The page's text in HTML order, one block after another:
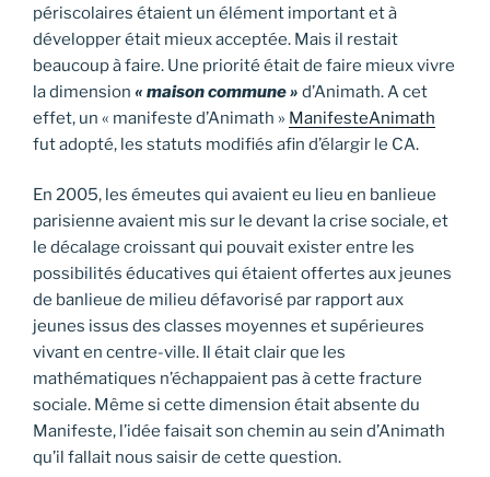
périscolaires étaient un élément important et à
développer était mieux acceptée. Mais il restait
beaucoup à faire. Une priorité était de faire mieux vivre
la dimension « maison commune » d’Animath. A cet
effet, un « manifeste d’Animath » ManifesteAnimath
fut adopté, les statuts modifiés afin d’élargir le CA.
En 2005, les émeutes qui avaient eu lieu en banlieue
parisienne avaient mis sur le devant la crise sociale, et
le décalage croissant qui pouvait exister entre les
possibilités éducatives qui étaient offertes aux jeunes
de banlieue de milieu défavorisé par rapport aux
jeunes issus des classes moyennes et supérieures
vivant en centre-ville. Il était clair que les
mathématiques n’échappaient pas à cette fracture
sociale. Même si cette dimension était absente du
Manifeste, l’idée faisait son chemin au sein d’Animath
qu’il fallait nous saisir de cette question.